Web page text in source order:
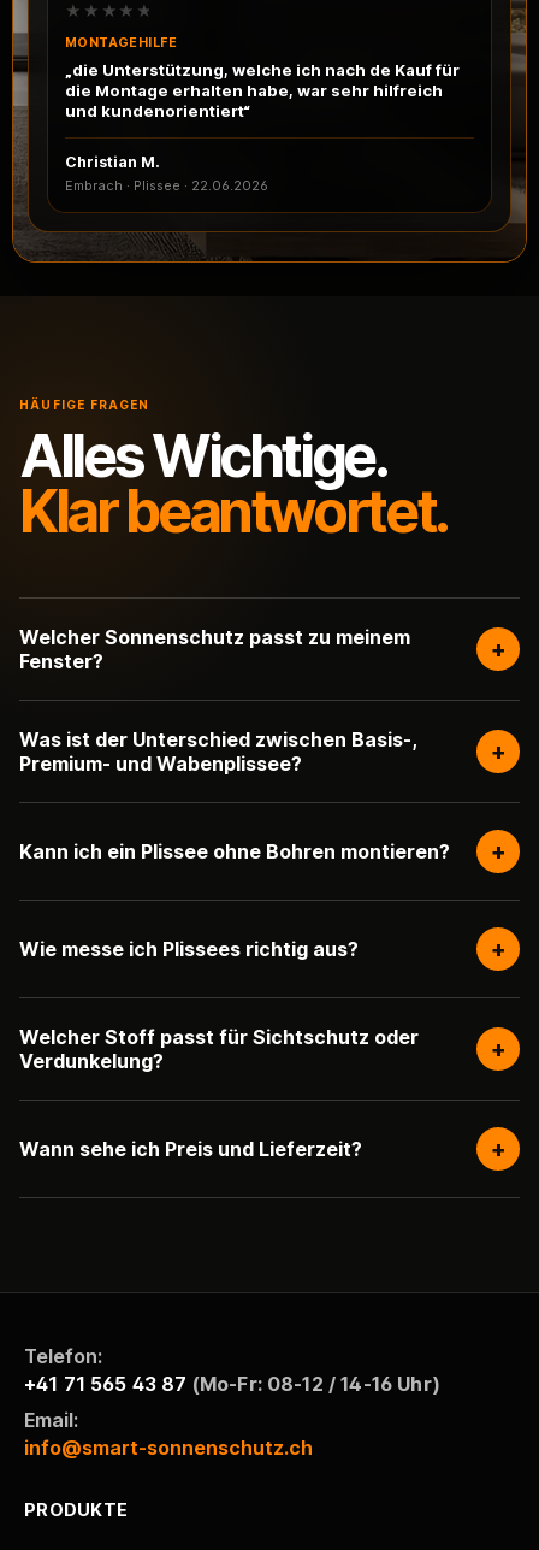
★★★★★
MONTAGEHILFE
„die Unterstützung, welche ich nach de Kauf für
die Montage erhalten habe, war sehr hilfreich
und kundenorientiert“
Christian M.
Embrach · Plissee · 22.06.2026
HÄUFIGE FRAGEN
Alles Wichtige.
Klar beantwortet.
Welcher Sonnenschutz passt zu meinem
Fenster?
+
Was ist der Unterschied zwischen Basis-,
Premium- und Wabenplissee?
+
Kann ich ein Plissee ohne Bohren montieren? +
Wie messe ich Plissees richtig aus? +
Welcher Stoff passt für Sichtschutz oder
Verdunkelung?
+
Wann sehe ich Preis und Lieferzeit? +
Telefon:
+41 71 565 43 87 (Mo-Fr: 08-12 / 14-16 Uhr)
Email:
info@smart-sonnenschutz.ch
PRODUKTE